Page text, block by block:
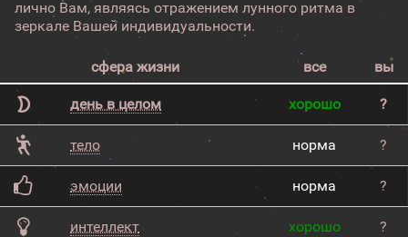
лично Вам, являясь отражением лунного ритма в
зеркале Вашей индивидуальности.
сфера жизни все вы
день в целом хорошо ?
тело норма ?
эмоции норма ?
интеллект хорошо ?